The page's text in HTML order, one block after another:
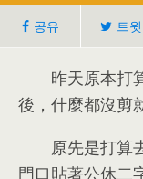
공유 트윗
昨天原本打
後 ， 什麼都沒剪
原先是打算
門口貼著公休二